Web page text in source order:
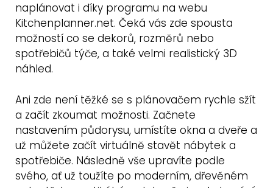
naplánovat i díky programu na webu
Kitchenplanner.net. Čeká vás zde spousta
možností co se dekorů, rozměrů nebo
spotřebičů týče, a také velmi realistický 3D
náhled.
Ani zde není těžké se s plánovačem rychle sžít
a začít zkoumat možnosti. Začnete
nastavením půdorysu, umístíte okna a dveře a
už můžete začít virtuálně stavět nábytek a
spotřebiče. Následně vše upravíte podle
svého, ať už toužíte po moderním, dřevěném